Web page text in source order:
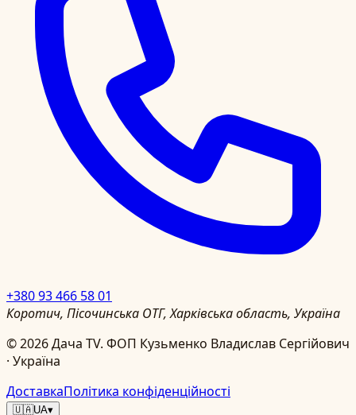
+380 93 466 58 01
Коротич, Пісочинська ОТГ, Харківська область, Україна
©2026Дача TV. ФОП Кузьменко Владислав Сергійович
· Україна
ДоставкаПолітика конфіденційності
🇺🇦UA▾